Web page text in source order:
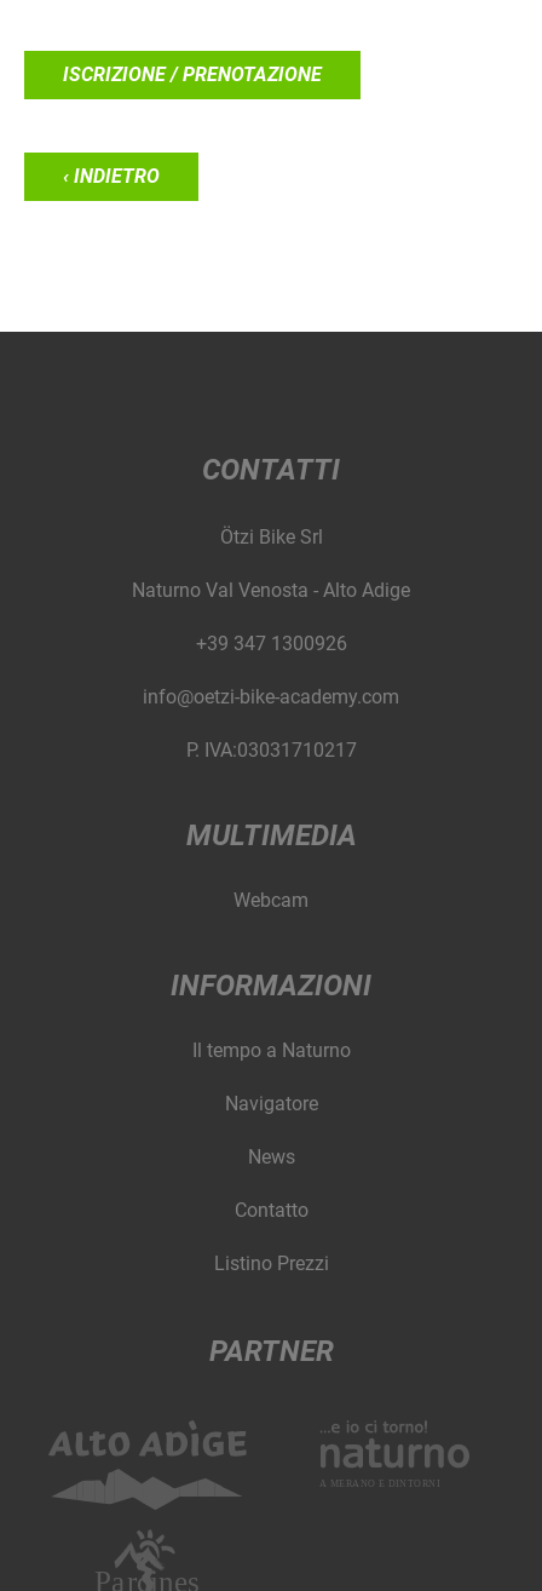
ISCRIZIONE / PRENOTAZIONE
‹ INDIETRO
CONTATTI
Ötzi Bike Srl
Naturno Val Venosta - Alto Adige
+39 347 1300926
info@oetzi-bike-academy.com
P. IVA:03031710217
MULTIMEDIA
Webcam
INFORMAZIONI
Il tempo a Naturno
Navigatore
News
Contatto
Listino Prezzi
PARTNER